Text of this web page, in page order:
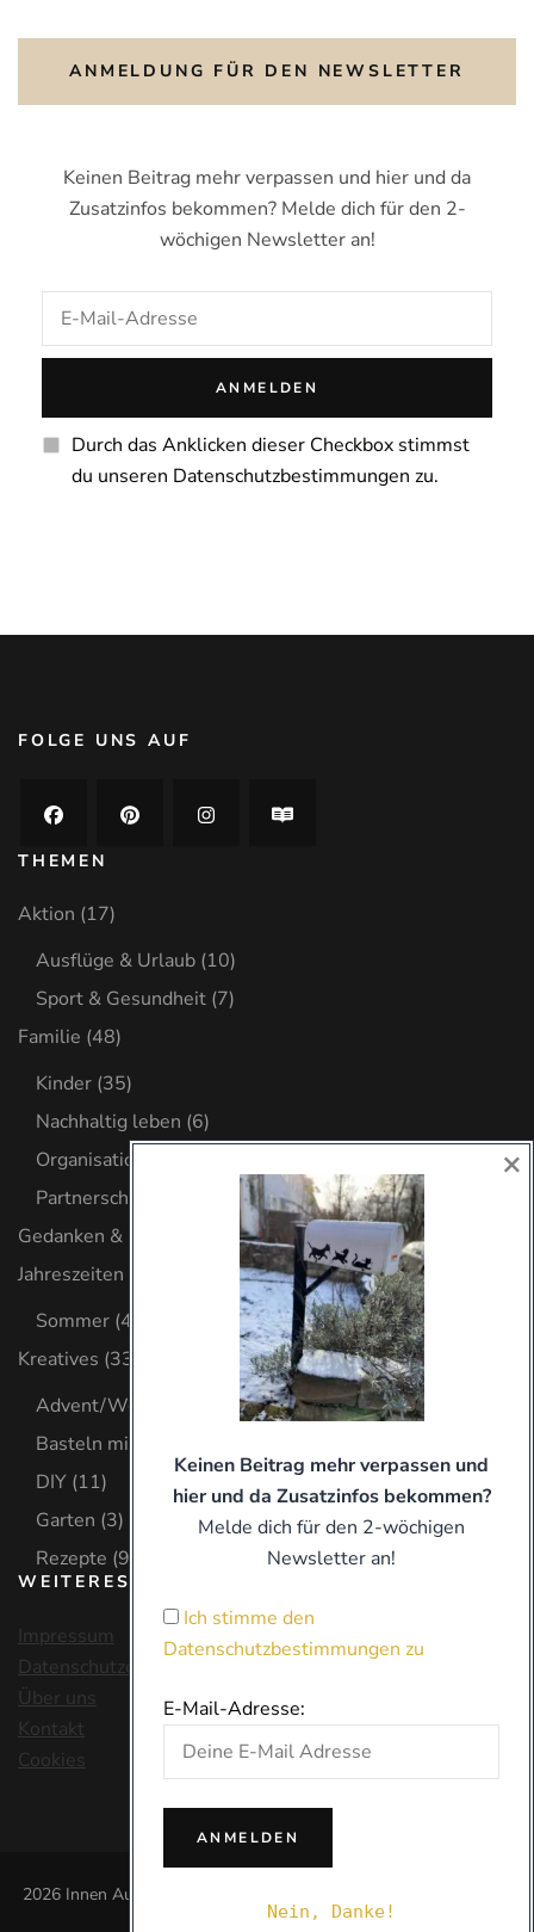
ANMELDUNG FÜR DEN NEWSLETTER
Keinen Beitrag mehr verpassen und hier und da
Zusatzinfos bekommen? Melde dich für den 2-
wöchigen Newsletter an!
Durch das Anklicken dieser Checkbox stimmst
du unseren Datenschutzbestimmungen zu.
FOLGE UNS AUF
THEMEN
Aktion (17)
Ausflüge & Urlaub (10)
Sport & Gesundheit (7)
Familie (48)
Kinder (35)
Nachhaltig leben (6)
Organisation
Partnerschaft
Gedanken & Glaube
Jahreszeiten
Sommer (4)
Kreatives (33)
Advent/Weihnachten
(8)
Basteln mit Kind
DIY (11)
Garten (3)
Rezepte (9)
WEITERES
Impressum
Datenschutzerklärung
Über uns
Kontakt
Cookies
2026 Innen Außen Oben |
. Präsentiert vonWordPress
Keinen Beitrag mehr verpassen und
hier und da Zusatzinfos bekommen?
Melde dich für den 2-wöchigen
Newsletter an!
Ich stimme den
Datenschutzbestimmungen zu
E-Mail-Adresse:
Nein, Danke!
×